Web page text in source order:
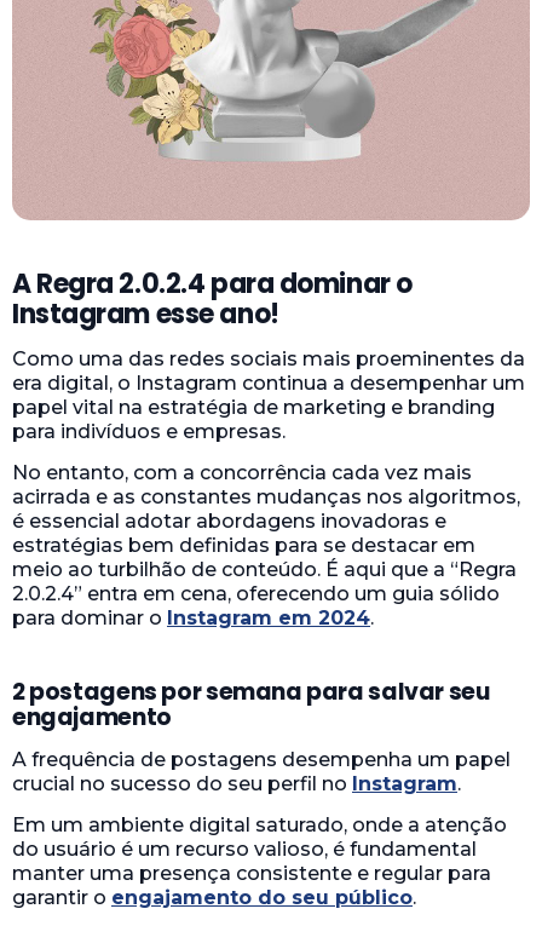
A Regra 2.0.2.4 para dominar o
Instagram esse ano!
Como uma das redes sociais mais proeminentes da
era digital, o Instagram continua a desempenhar um
papel vital na estratégia de marketing e branding
para indivíduos e empresas.
No entanto, com a concorrência cada vez mais
acirrada e as constantes mudanças nos algoritmos,
é essencial adotar abordagens inovadoras e
estratégias bem definidas para se destacar em
meio ao turbilhão de conteúdo. É aqui que a “Regra
2.0.2.4” entra em cena, oferecendo um guia sólido
para dominar o Instagram em 2024.
2 postagens por semana para salvar seu
engajamento
A frequência de postagens desempenha um papel
crucial no sucesso do seu perfil no Instagram.
Em um ambiente digital saturado, onde a atenção
do usuário é um recurso valioso, é fundamental
manter uma presença consistente e regular para
garantir o engajamento do seu público.